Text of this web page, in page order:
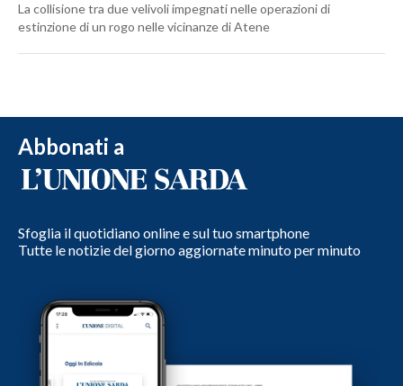
La collisione tra due velivoli impegnati nelle operazioni di
estinzione di un rogo nelle vicinanze di Atene
Abbonati a
Sfoglia il quotidiano online e sul tuo smartphone
Tutte le notizie del giorno aggiornate minuto per minuto